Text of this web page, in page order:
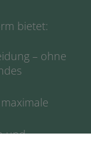
bietet:
– ohne
und